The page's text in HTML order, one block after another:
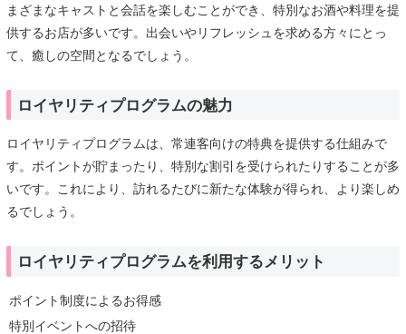
まざまなキャストと会話を楽しむことができ、特別なお酒や料理を提
供するお店が多いです。出会いやリフレッシュを求める方々にとっ
て、癒しの空間となるでしょう。
ロイヤリティプログラムの魅力
ロイヤリティプログラムは、常連客向けの特典を提供する仕組みで
す。ポイントが貯まったり、特別な割引を受けられたりすることが多
いです。これにより、訪れるたびに新たな体験が得られ、より楽しめ
るでしょう。
ロイヤリティプログラムを利用するメリット
ポイント制度によるお得感
特別イベントへの招待